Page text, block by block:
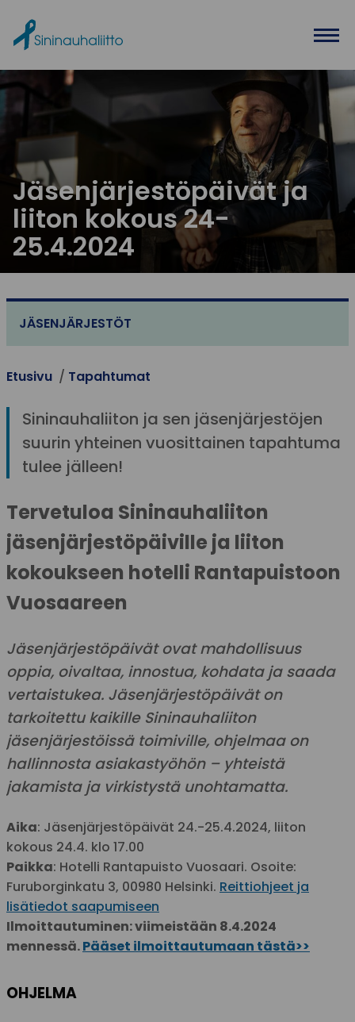
Jäsenjärjestöpäivät ja
liiton kokous 24-
25.4.2024
JÄSENJÄRJESTÖT
Etusivu Tapahtumat
Sininauhaliiton ja sen jäsenjärjestöjen
suurin yhteinen vuosittainen tapahtuma
tulee jälleen!
Tervetuloa Sininauhaliiton
jäsenjärjestöpäiville ja liiton
kokoukseen hotelli Rantapuistoon
Vuosaareen
Jäsenjärjestöpäivät ovat mahdollisuus
oppia, oivaltaa, innostua, kohdata ja saada
vertaistukea. Jäsenjärjestöpäivät on
tarkoitettu kaikille Sininauhaliiton
jäsenjärjestöissä toimiville, ohjelmaa on
hallinnosta asiakastyöhön – yhteistä
jakamista ja virkistystä unohtamatta.
Aika: Jäsenjärjestöpäivät 24.-25.4.2024, liiton
kokous 24.4. klo 17.00
Paikka: Hotelli Rantapuisto Vuosaari. Osoite:
Furuborginkatu 3, 00980 Helsinki. Reittiohjeet ja
lisätiedot saapumiseen
Ilmoittautuminen: viimeistään 8.4.2024
mennessä.Pääset ilmoittautumaan tästä>>
OHJELMA